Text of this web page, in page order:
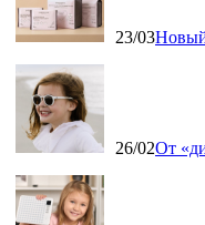
23/03Новый
26/02От